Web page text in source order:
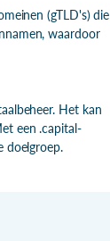
(gTLD's) die
waardoor
Het kan
een .capital-
doelgroep.